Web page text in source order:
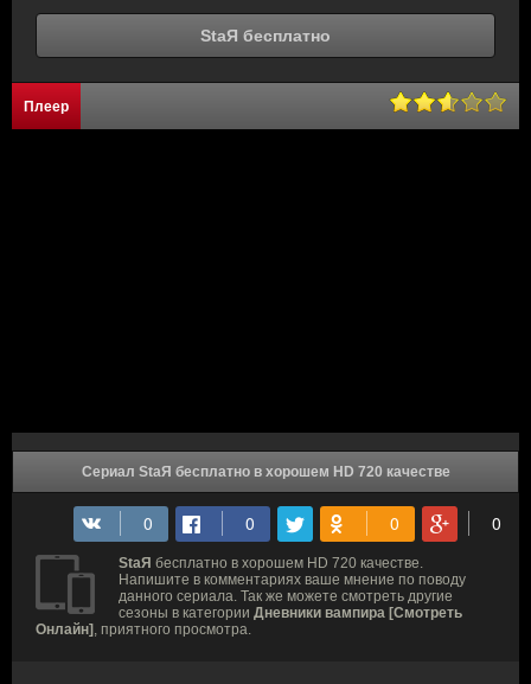
StaЯ бесплатно
Плеер
Сериал StaЯ бесплатно в хорошем HD 720 качестве
StaЯ бесплатно в хорошем HD 720 качестве.
Напишите в комментариях ваше мнение по поводу
данного сериала. Так же можете смотреть другие
сезоны в категории Дневники вампира [Смотреть
Онлайн] , приятного просмотра.